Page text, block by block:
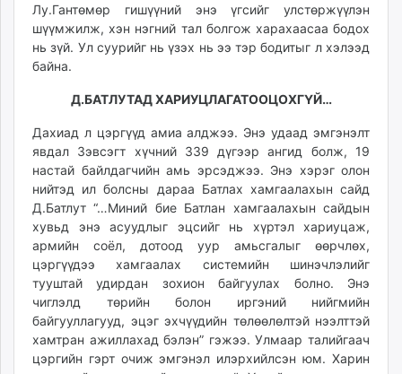
Лу.Гантөмөр гишүүний энэ үгсийг улстөржүүлэн
шүүмжилж, хэн нэгний тал болгож харахаасаа бодох
нь зүй. Ул суурийг нь үзэх нь ээ тэр бодитыг л хэлээд
байна.
Д.БАТЛУТАД ХАРИУЦЛАГАТООЦОХГҮЙ…
Дахиад л цэргүүд амиа алджээ. Энэ удаад эмгэнэлт
явдал Зэвсэгт хүчний 339 дүгээр ангид болж, 19
настай байлдагчийн амь эрсэджээ. Энэ хэрэг олон
нийтэд ил болсны дараа Батлах хамгаалахын сайд
Д.Батлут “…Миний бие Батлан хамгаалахын сайдын
хувьд энэ асуудлыг эцсийг нь хүртэл хариуцаж,
армийн соёл, дотоод уур амьсгалыг өөрчлөх,
цэргүүдээ хамгаалах системийн шинэчлэлийг
тууштай удирдан зохион байгуулах болно. Энэ
чиглэлд төрийн болон иргэний нийгмийн
байгууллагууд, эцэг эхчүүдийн төлөөлөлтэй нээлттэй
хамтран ажиллахад бэлэн” гэжээ. Улмаар талийгаач
цэргийн гэрт очиж эмгэнэл илэрхийлсэн юм. Харин